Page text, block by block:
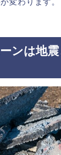
変わります。
ンは地